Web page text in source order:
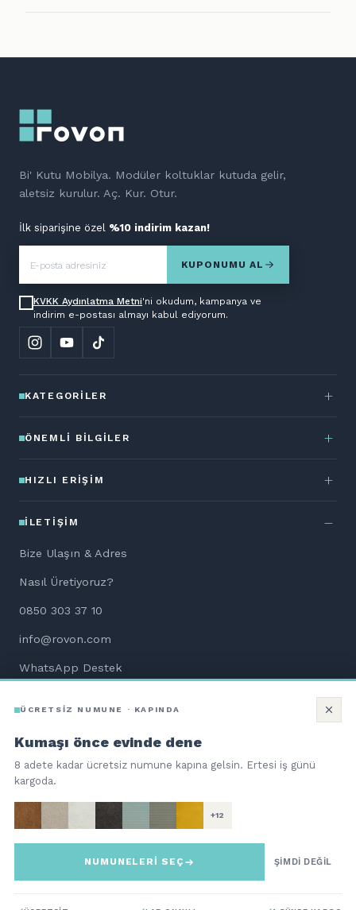
SEPETE EKLE
ÜCRETSİZ NUMUNE · KAPINDA
Kumaşı önce evinde dene
8 adete kadar ücretsiz numune kapına gelsin. Ertesi iş günü
kargoda.
+12
NUMUNELERİ SEÇ ŞİMDİ DEĞİL
Bi' Kutu Mobilya. Modüler koltuklar kutuda gelir,
aletsiz kurulur. Aç. Kur. Otur.
İlk siparişine özel %10 indirim kazan!
KUPONUMU AL
KVKK Aydınlatma Metni'ni okudum, kampanya ve
indirim e-postası almayı kabul ediyorum.
KATEGORILER
ÖNEMLI BILGILER
HIZLI ERIŞIM
İLETIŞIM
Bize Ulaşın & Adres
Nasıl Üretiyoruz?
0850 303 37 10
info@rovon.com
WhatsApp Destek
QNBpay güvencesiyle 256-bit SSL
troy
Bi Kutu Mobilya | Aç. Kur. Otur.